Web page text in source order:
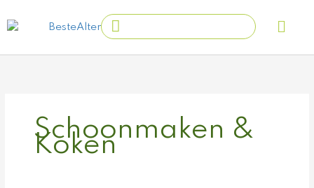
naar
inhoud
Main
Search
...
Schoonmaken &
Koken